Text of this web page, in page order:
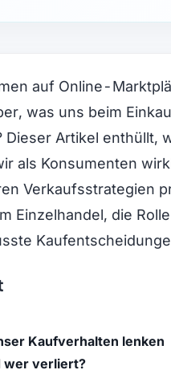
auf Online-
was uns beim
Dieser Artikel enthüllt,
als Konsumenten
Verkaufsstrategien
Einzelhandel, die
Kaufverhalten lenken
wer verliert?